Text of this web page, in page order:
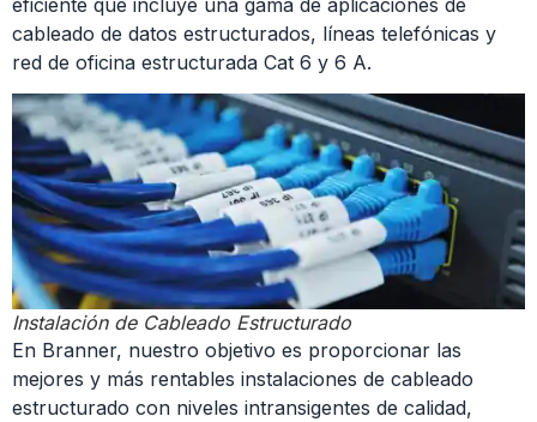
cableado de datos estructurados, líneas telefónicas y
red de oficina estructurada Cat 6 y 6 A.
Instalación de Cableado Estructurado
En Branner, nuestro objetivo es proporcionar las
mejores y más rentables instalaciones de cableado
estructurado con niveles intransigentes de calidad,